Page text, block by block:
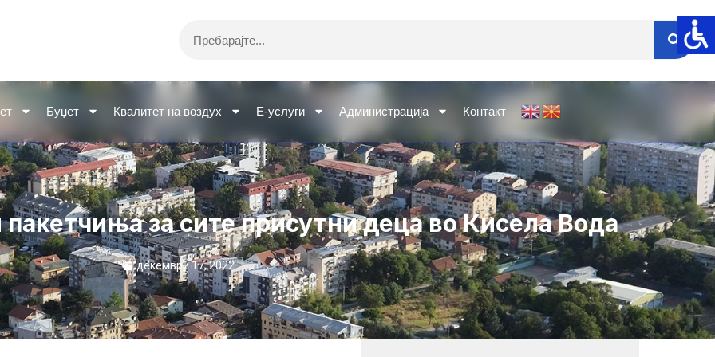
Буџет Квалитет на воздух Е-услуги Администрација Контакт
за сите присутни деца во Кисела Вода
декември 17, 2022